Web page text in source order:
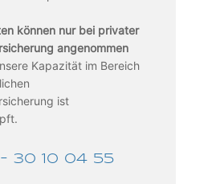
können nur bei privater
angenommen
Kapazität im Bereich
ist
30 10 04 55